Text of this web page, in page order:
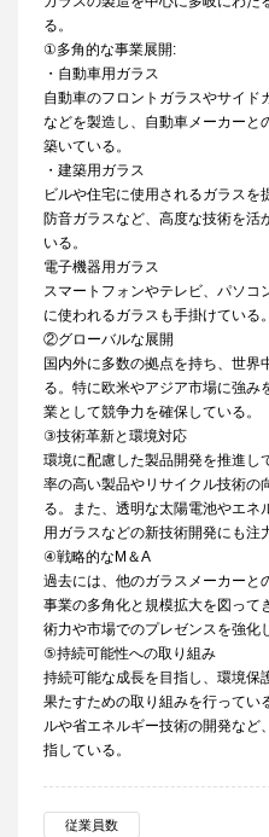
る。
①多角的な事業展開:
・自動車用ガラス
自動車のフロントガラスやサイド
などを製造し、自動車メーカーと
築いている。
・建築用ガラス
ビルや住宅に使用されるガラスを
防音ガラスなど、高度な技術を活
いる。
電子機器用ガラス
スマートフォンやテレビ、パソコ
に使われるガラスも手掛けている。
②グローバルな展開
国内外に多数の拠点を持ち、世界
る。特に欧米やアジア市場に強み
業として競争力を確保している。
③技術革新と環境対応
環境に配慮した製品開発を推進し
率の高い製品やリサイクル技術の
る。また、透明な太陽電池やエネ
用ガラスなどの新技術開発にも注
④戦略的なM＆A
過去には、他のガラスメーカーと
事業の多角化と規模拡大を図って
術力や市場でのプレゼンスを強化
⑤持続可能性への取り組み
持続可能な成長を目指し、環境保
果たすための取り組みを行ってい
ルや省エネルギー技術の開発など
指している。
従業員数